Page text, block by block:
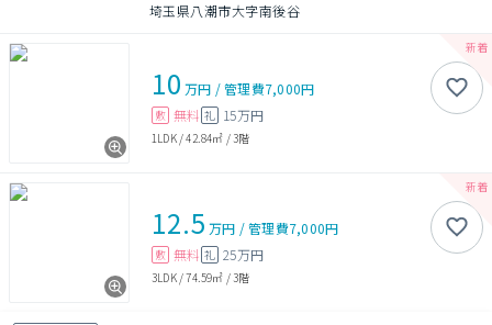
埼玉県八潮市大字南後谷
10 万円 /管理費7,000円
敷 無料 礼 15万円
1LDK/42.84㎡ /3階
12.5 万円 /管理費7,000円
敷 無料 礼 25万円
3LDK/74.59㎡ /3階